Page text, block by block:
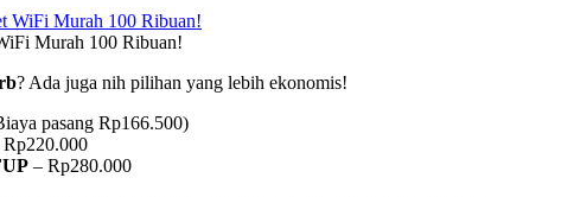
Murah 100 Ribuan!
? Ada juga nih pilihan yang lebih ekonomis!
pasang Rp166.500)
Rp220.000
– Rp280.000